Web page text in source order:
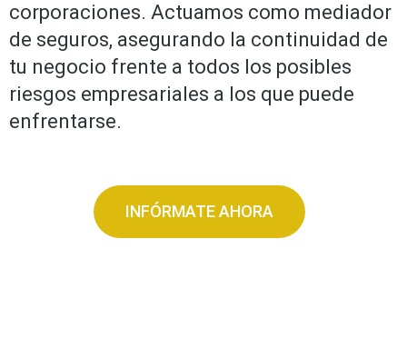
corporaciones. Actuamos como mediador
de seguros, asegurando la continuidad de
tu negocio frente a todos los posibles
riesgos empresariales a los que puede
enfrentarse.
INFÓRMATE AHORA